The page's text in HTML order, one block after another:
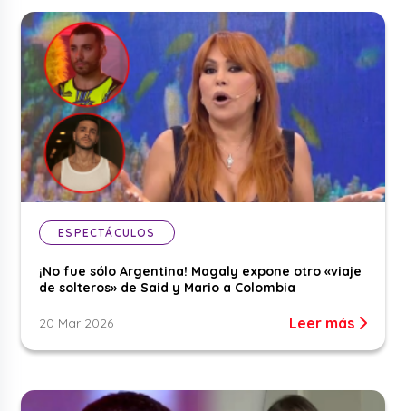
ESPECTÁCULOS
¡No fue sólo Argentina! Magaly expone otro «viaje
de solteros» de Said y Mario a Colombia
20 Mar 2026 Leer más